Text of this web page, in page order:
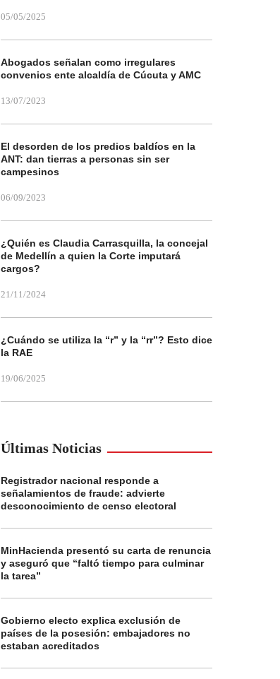
05/05/2025
Abogados señalan como irregulares
convenios ente alcaldía de Cúcuta y AMC
13/07/2023
El desorden de los predios baldíos en la
ANT: dan tierras a personas sin ser
campesinos
06/09/2023
¿Quién es Claudia Carrasquilla, la concejal
de Medellín a quien la Corte imputará
cargos?
21/11/2024
¿Cuándo se utiliza la “r” y la “rr”? Esto dice
la RAE
19/06/2025
Últimas Noticias
Registrador nacional responde a
señalamientos de fraude: advierte
desconocimiento de censo electoral
MinHacienda presentó su carta de renuncia
y aseguró que “faltó tiempo para culminar
la tarea”
Gobierno electo explica exclusión de
países de la posesión: embajadores no
estaban acreditados